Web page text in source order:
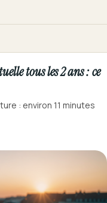
tous les 2 ans : ce
: environ 11 minutes